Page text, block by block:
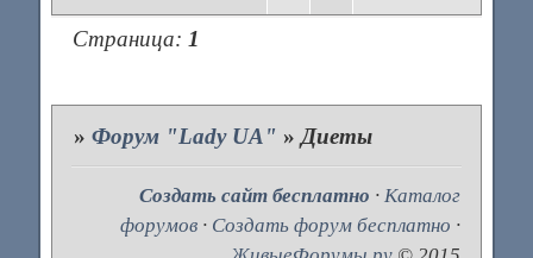
Страница:1
»Форум "Lady UA" » Диеты
Создать сайт бесплатно ·Каталог
форумов · Создать форум бесплатно ·